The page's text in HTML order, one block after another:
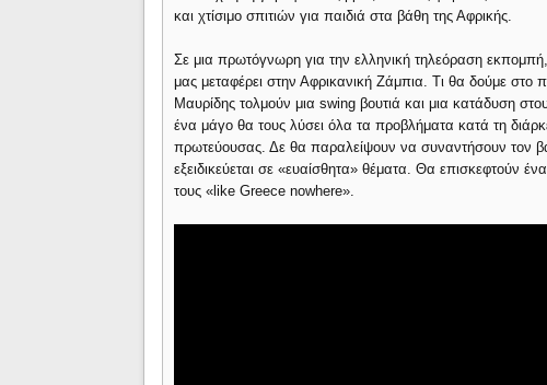
και χτίσιμο σπιτιών για παιδιά στα βάθη της Αφρικής.
Σε μια πρωτόγνωρη για την ελληνική τηλεόραση
μας μεταφέρει στην Αφρικανική Ζάμπια. Τι θα δούμε στο
Μαυρίδης τολμούν μια swing βουτιά και μια κατάδυση
ένα μάγο θα τους λύσει όλα τα προβλήματα κατά τη
πρωτεύουσας. Δε θα παραλείψουν να συναντήσουν τον
εξειδικεύεται σε «ευαίσθητα» θέματα. Θα επισκεφτούν
τους «like Greece nowhere».